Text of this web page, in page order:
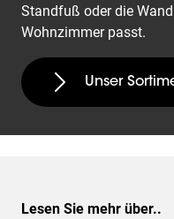
Standfuß oder die
Wohnzimmer passt.
Unser
Lesen Sie mehr über..